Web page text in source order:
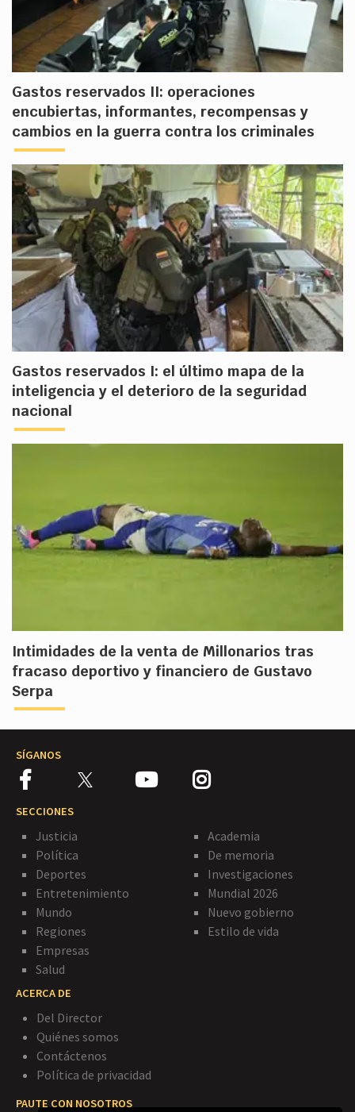
Gastos reservados II: operaciones
encubiertas, informantes, recompensas y
cambios en la guerra contra los criminales
Gastos reservados I: el último mapa de la
inteligencia y el deterioro de la seguridad
nacional
Intimidades de la venta de Millonarios tras
fracaso deportivo y financiero de Gustavo
Serpa
SÍGANOS
SECCIONES
Justicia
Política
Deportes
Entretenimiento
Mundo
Regiones
Empresas
Salud
Academia
De memoria
Investigaciones
Mundial 2026
Nuevo gobierno
Estilo de vida
ACERCA DE
Del Director
Quiénes somos
Contáctenos
Política de privacidad
PAUTE CON NOSOTROS